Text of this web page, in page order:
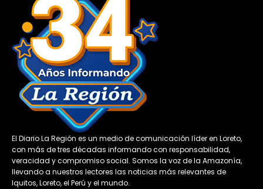
El Diario La Región es un medio de comunicación líder en Loreto,
con más de tres décadas informando con responsabilidad,
veracidad y compromiso social. Somos la voz de la Amazonía,
llevando a nuestros lectores las noticias más relevantes de
Iquitos, Loreto, el Perú y el mundo.